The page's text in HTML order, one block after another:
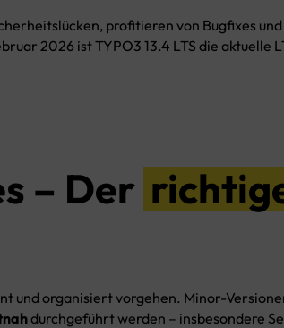
TYPO3 Intranet
profitieren von Bugfixes
2026 ist TYPO3 13.4 LTS die aktuelle
– Der
und organisiert vorgehen. Minor-
durchgeführt werden – insbesondere